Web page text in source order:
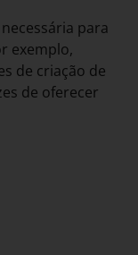
para
exemplo,
de criação de
de oferecer